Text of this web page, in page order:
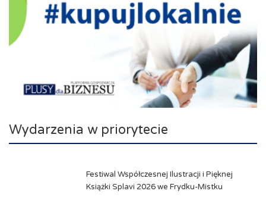
Wydarzenia w priorytecie
Festiwal Współczesnej Ilustracji i Pięknej
Książki Splavi 2026 we Frydku-Mistku